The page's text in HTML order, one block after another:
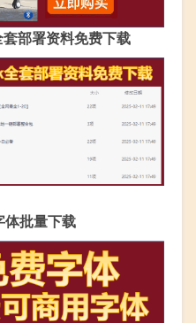
部署资料免费下载
体批量下载